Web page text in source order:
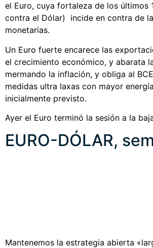
el Euro, cuya fortaleza de los últimos
contra el Dólar) incide en contra de
monetarias.
Un Euro fuerte encarece las
el crecimiento económico, y abarata
mermando la inflación, y obliga al
medidas ultra laxas con mayor
inicialmente previsto.
Ayer el Euro terminó la sesión a la
EURO-DÓLAR,
Mantenemos la estrategia abierta